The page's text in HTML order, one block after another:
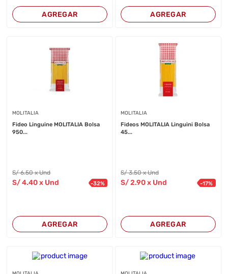
AGREGAR AGREGAR
MOLITALIA
Fideo Linguine MOLITALIA Bolsa
950...
S/6.50 x Und
S/4.40 x Und -32%
AGREGAR
MOLITALIA
Fideos MOLITALIA Linguini Bolsa
45...
S/3.50 x Und
S/2.90x Und -17%
AGREGAR